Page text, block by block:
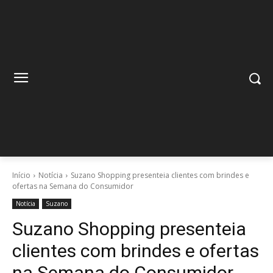
Início Notícia
Suzano Shopping presenteia clientes com brindes e
ofertas na Semana do Consumidor
Notícia Suzano
Suzano Shopping presenteia
clientes com brindes e ofertas